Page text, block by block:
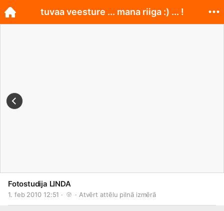
Fotostudija LINDA
1. feb 2010 12:51 · · Atvērt attēlu pilnā izmērā
tuvaa veesture ... mana riiga :) ... !